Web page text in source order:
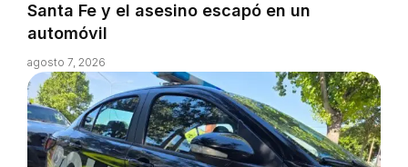
Santa Fe y el asesino escapó en un
automóvil
agosto 7, 2026